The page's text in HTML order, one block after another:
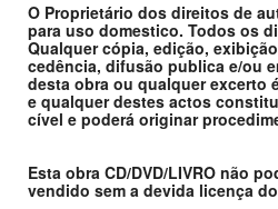
O Proprietário dos direitos de
para uso domestico. Todos os
Qualquer cópia, edição,
cedência, difusão publica e/ou
desta obra ou qualquer excerto
e qualquer destes actos
cível e poderá originar
Esta obra CD/DVD/LIVRO não
vendido sem a devida licença